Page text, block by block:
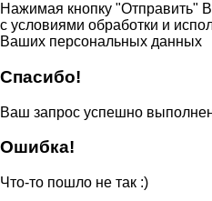
Нажимая кнопку "Отправить"
с условиями обработки и
Ваших персональных данных
Спасибо!
Ваш запрос успешно
Ошибка!
Что-то пошло не так :)